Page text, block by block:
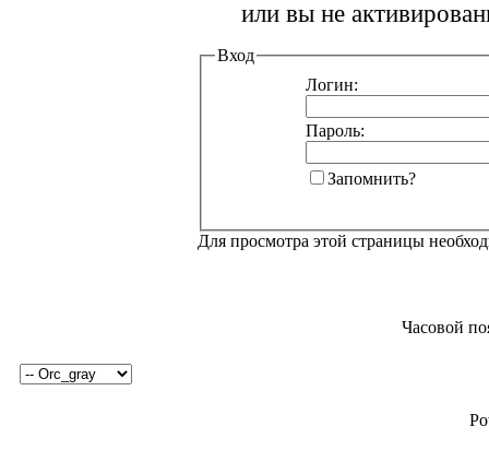
или вы не
Вход
Логин:
Пароль:
Запомнить?
Для просмотра этой страницы
Часовой